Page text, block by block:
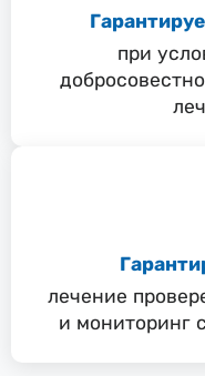
при
лечение
и мониторинг